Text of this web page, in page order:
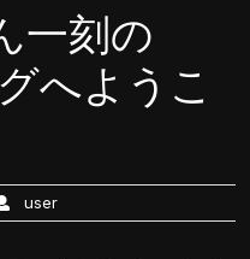
一刻の
へようこ
user